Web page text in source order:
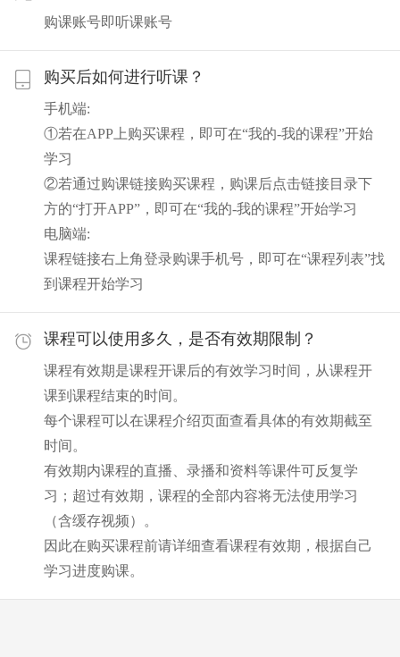
购课账号即听课账号
购买后如何进行听课？
手机端:
①若在APP上购买课程，即可在“我的-我的课程”开始
学习
②若通过购课链接购买课程，购课后点击链接目录下
方的“打开APP”，即可在“我的-我的课程”开始学习
电脑端:
课程链接右上角登录购课手机号，即可在“课程列表”找
到课程开始学习
课程可以使用多久，是否有效期限制？
课程有效期是课程开课后的有效学习时间，从课程开
课到课程结束的时间。
每个课程可以在课程介绍页面查看具体的有效期截至
时间。
有效期内课程的直播、录播和资料等课件可反复学
习；超过有效期，课程的全部内容将无法使用学习
（含缓存视频）。
因此在购买课程前请详细查看课程有效期，根据自己
学习进度购课。